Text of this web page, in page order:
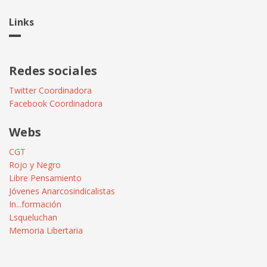
Links
Redes sociales
Twitter Coordinadora
Facebook Coordinadora
Webs
CGT
Rojo y Negro
Libre Pensamiento
Jóvenes Anarcosindicalistas
In...formación
Lsqueluchan
Memoria Libertaria